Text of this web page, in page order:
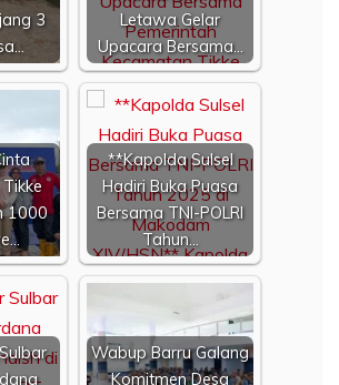
3
Letawa Gelar
Upacara Bersama…
1000
**Kapolda Sulsel
Hadiri Buka Puasa
Bersama TNI-POLRI
Tahun…
Wabup Barru Galang
Komitmen Desa